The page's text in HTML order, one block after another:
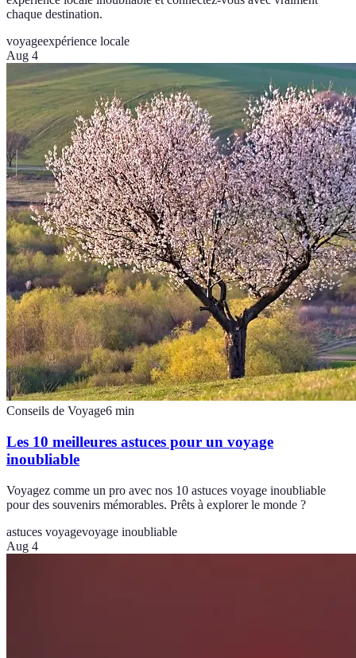
chaque destination.
voyageexpérience locale
Aug 4
Conseils de Voyage6 min
Les 10 meilleures astuces pour un voyage
inoubliable
Voyagez comme un pro avec nos 10 astuces voyage inoubliable
pour des souvenirs mémorables. Prêts à explorer le monde ?
astuces voyagevoyage inoubliable
Aug 4